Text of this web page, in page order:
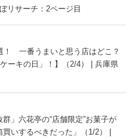
リサーチ：2ページ目
！ 一番うまいと思う店はどこ？
ーキの日」！】（2/4） | 兵庫県
」六花亭の“店舗限定”お菓子が
いするべきだった」（1/2） |